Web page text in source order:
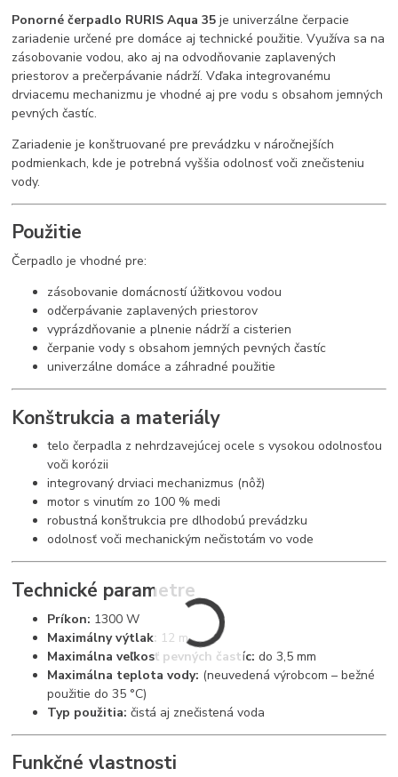
Ponorné čerpadlo RURIS Aqua 35 je univerzálne čerpacie
zariadenie určené pre domáce aj technické použitie. Využíva sa na
zásobovanie vodou, ako aj na odvodňovanie zaplavených
priestorov a prečerpávanie nádrží. Vďaka integrovanému
drviacemu mechanizmu je vhodné aj pre vodu s obsahom jemných
pevných častíc.
Zariadenie je konštruované pre prevádzku v náročnejších
podmienkach, kde je potrebná vyššia odolnosť voči znečisteniu
vody.
Použitie
Čerpadlo je vhodné pre:
zásobovanie domácností úžitkovou vodou
odčerpávanie zaplavených priestorov
vyprázdňovanie a plnenie nádrží a cisterien
čerpanie vody s obsahom jemných pevných častíc
univerzálne domáce a záhradné použitie
Konštrukcia a materiály
telo čerpadla z nehrdzavejúcej ocele s vysokou odolnosťou
voči korózii
integrovaný drviaci mechanizmus (nôž)
motor s vinutím zo 100 % medi
robustná konštrukcia pre dlhodobú prevádzku
odolnosť voči mechanickým nečistotám vo vode
Technické parametre
Príkon: 1300 W
Maximálny výtlak: 12 m
Maximálna veľkosť pevných častíc: do 3,5 mm
Maximálna teplota vody: (neuvedená výrobcom – bežné
použitie do 35 °C)
Typ použitia: čistá aj znečistená voda
Funkčné vlastnosti